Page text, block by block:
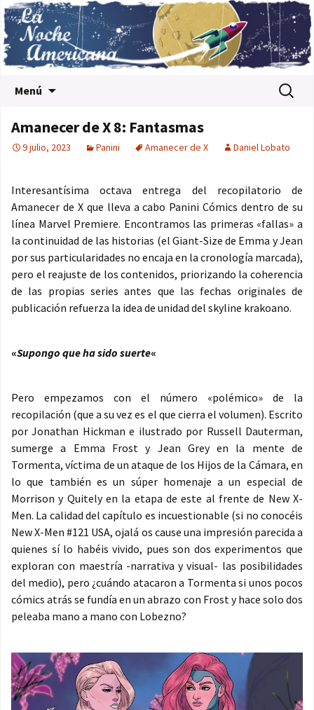
Menú Buscar:
Amanecer de X 8: Fantasmas
9 julio, 2023 Panini Amanecer de X Daniel Lobato
Interesantísima octava entrega del recopilatorio de
Amanecer de X que lleva a cabo Panini Cómics dentro de su
línea Marvel Premiere. Encontramos las primeras «fallas» a
la continuidad de las historias (el Giant-Size de Emma y Jean
por sus particularidades no encaja en la cronología marcada),
pero el reajuste de los contenidos, priorizando la coherencia
de las propias series antes que las fechas originales de
publicación refuerza la idea de unidad del skyline krakoano.
«Supongo que ha sido suerte«
Pero empezamos con el número «polémico» de la
recopilación (que a su vez es el que cierra el volumen). Escrito
por Jonathan Hickman e ilustrado por Russell Dauterman,
sumerge a Emma Frost y Jean Grey en la mente de
Tormenta, víctima de un ataque de los Hijos de la Cámara, en
lo que también es un súper homenaje a un especial de
Morrison y Quitely en la etapa de este al frente de New X-
Men. La calidad del capítulo es incuestionable (si no conocéis
New X-Men #121 USA, ojalá os cause una impresión parecida a
quienes sí lo habéis vivido, pues son dos experimentos que
exploran con maestría -narrativa y visual- las posibilidades
del medio), pero ¿cuándo atacaron a Tormenta si unos pocos
cómics atrás se fundía en un abrazo con Frost y hace solo dos
peleaba mano a mano con Lobezno?